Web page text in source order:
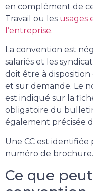
en complément de
Travail ou les usages
l’entreprise.
La convention est
salariés et les
doit être à disposition
et sur demande. Le
est indiqué sur la
obligatoire du
également précisée
Une CC est identifiée
numéro de brochure.
Ce que